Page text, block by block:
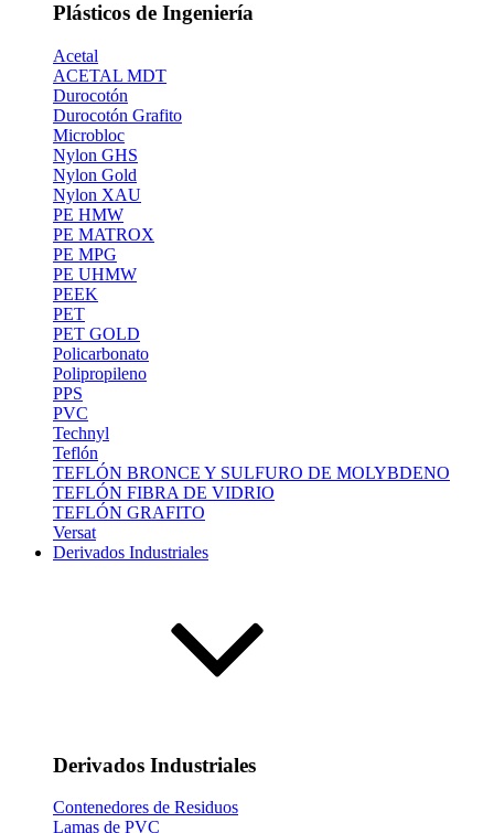
Plásticos de Ingeniería
Acetal
ACETAL MDT
Durocotón
Durocotón Grafito
Microbloc
Nylon GHS
Nylon Gold
Nylon XAU
PE HMW
PE MATROX
PE MPG
PE UHMW
PEEK
PET
PET GOLD
Policarbonato
Polipropileno
PPS
PVC
Technyl
Teflón
TEFLÓN BRONCE Y SULFURO DE MOLYBDENO
TEFLÓN FIBRA DE VIDRIO
TEFLÓN GRAFITO
Versat
Derivados Industriales
Derivados Industriales
Contenedores de Residuos
Lamas de PVC